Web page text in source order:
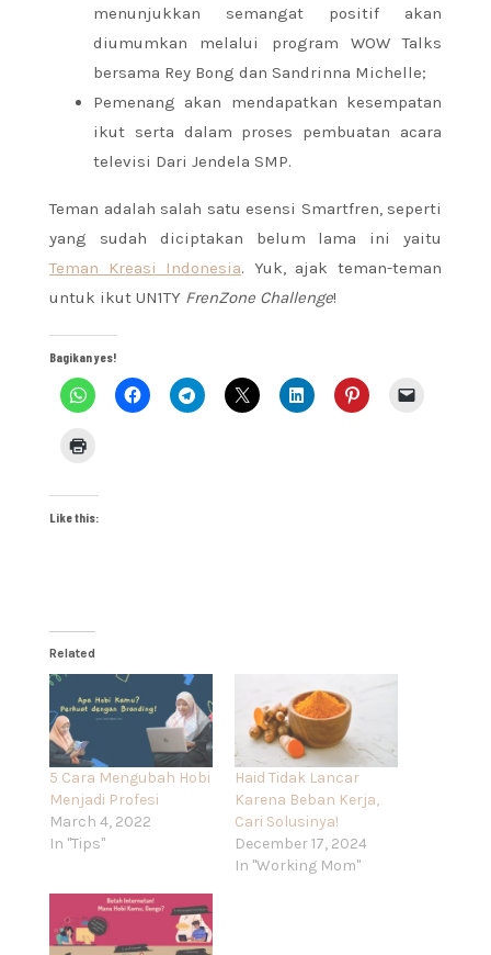
menunjukkan semangat positif akan
diumumkan melalui program WOW Talks
bersama Rey Bong dan Sandrinna Michelle;
Pemenang akan mendapatkan kesempatan
ikut serta dalam proses pembuatan acara
televisi Dari Jendela SMP.
Teman adalah salah satu esensi Smartfren, seperti
yang sudah diciptakan belum lama ini yaitu
Teman Kreasi Indonesia. Yuk, ajak teman-teman
untuk ikut UN1TY FrenZone Challenge!
Bagikan yes!
Like this:
Related
5 Cara Mengubah Hobi
Menjadi Profesi
March 4, 2022
In "Tips"
Haid Tidak Lancar
Karena Beban Kerja,
Cari Solusinya!
December 17, 2024
In "Working Mom"